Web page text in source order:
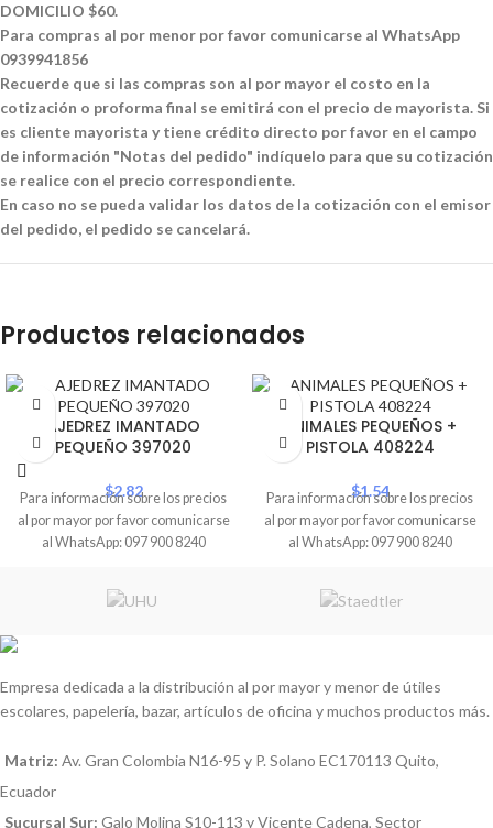
DOMICILIO $60.
Para compras al por menor por favor comunicarse al WhatsApp
0939941856
Recuerde que si las compras son al por mayor el costo en la
cotización o proforma final se emitirá con el precio de mayorista. Si
es cliente mayorista y tiene crédito directo por favor en el campo
de información "Notas del pedido" indíquelo para que su cotización
se realice con el precio correspondiente.
En caso no se pueda validar los datos de la cotización con el emisor
del pedido, el pedido se cancelará.
Productos relacionados
AJEDREZ IMANTADO
PEQUEÑO 397020
$2.82
Para información sobre los precios
al por mayor por favor comunicarse
al WhatsApp: 097 900 8240
ANIMALES PEQUEÑOS +
PISTOLA 408224
$1.54
Para información sobre los precios
al por mayor por favor comunicarse
al WhatsApp: 097 900 8240
Empresa dedicada a la distribución al por mayor y menor de útiles
escolares, papelería, bazar, artículos de oficina y muchos productos más.
Matriz: Av. Gran Colombia N16-95 y P. Solano EC170113 Quito,
Ecuador
Sucursal Sur: Galo Molina S10-113 y Vicente Cadena, Sector